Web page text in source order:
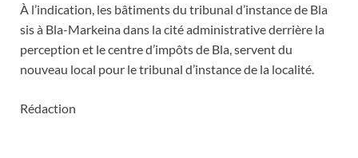
À l’indication, les bâtiments du tribunal d’instance de Bla
sis à Bla-Markeina dans la cité administrative derrière la
perception et le centre d’impôts de Bla, servent du
nouveau local pour le tribunal d’instance de la localité.
Rédaction